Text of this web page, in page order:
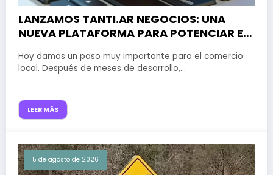
LANZAMOS TANTI.AR NEGOCIOS: UNA
NUEVA PLATAFORMA PARA POTENCIAR EL
Hoy damos un paso muy importante para el comercio
local. Después de meses de desarrollo,…
LEER MÁS
5 de agosto de 2026